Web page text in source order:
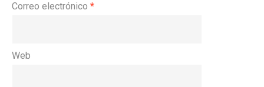
Correo electrónico *
Web